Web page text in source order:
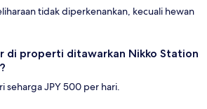
tidak diperkenankan, kecuali hewan
di properti ditawarkan Nikko Station
seharga JPY 500 per hari.